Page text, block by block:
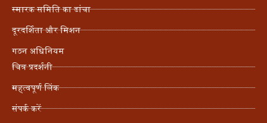
स्मारक समिति का ढांचा
दूरदर्शिता और मिशन
गठन अधिनियम
चित्र प्रदर्शनी
महत्वपूर्ण लिंक
संपर्क करें